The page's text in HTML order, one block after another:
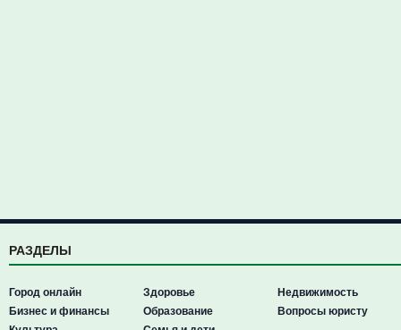
РАЗДЕЛЫ
Город онлайн
Бизнес и финансы
Здоровье
Образование
Недвижимость
Вопросы юристу